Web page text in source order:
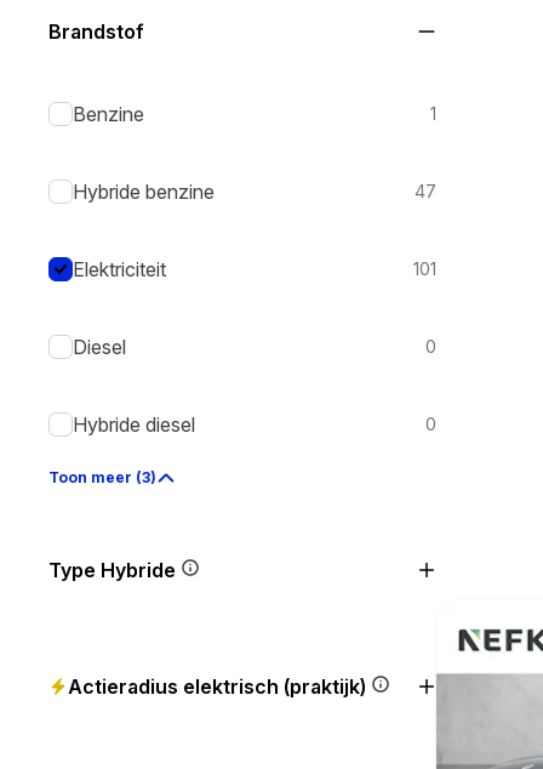
Brandstof
Benzine 1
Hybride benzine 47
Elektriciteit 101
Diesel 0
Hybride diesel 0
Toon meer (3)
Type Hybride
Actieradius elektrisch (praktijk)